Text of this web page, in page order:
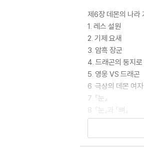
제6장 데몬의 나라
1. 레스 설원
2. 기제 요새
3. 암흑 장군
4. 드래곤의 둥지로
5. 영웅 VS 드래곤
6. 극상의 데몬 여자
7. 『눈』
8. 『눈』과 『뼈』
9. 프러포즈